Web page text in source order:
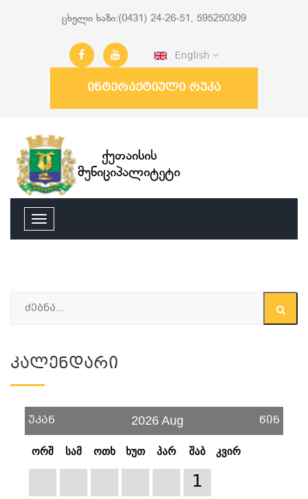
ცხელი ხაზი:(0431) 24-26-51, 595250309
English
ინტერაქტიული რუკა
ქუთაისის
მუნიციპალიტეტი
Კალენდარი
უკან 2026 Aug წინ
ორშ სამ ოთხ ხუთ პარ შაბ კვირ
1